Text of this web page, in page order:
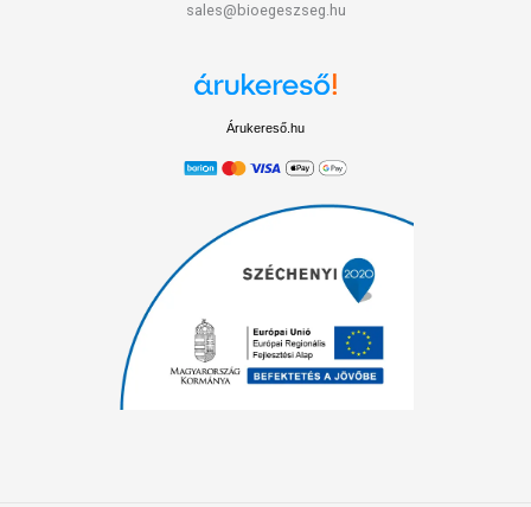
sales@bioegeszseg.hu
Árukereső.hu